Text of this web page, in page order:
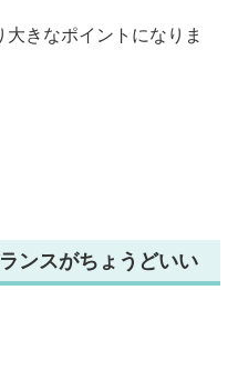
きなポイントになりま
ンスがちょうどいい